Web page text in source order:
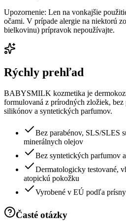
Upozornenie: Len na vonkajšie
očami. V prípade alergie na niektorú
bielkovinu) prípravok nepoužívajte.
Rýchly prehľad
BABYSMILK kozmetika je
formulovaná z prírodných zložiek, bez
silikónov a syntetických parfumov.
Bez parabénov, SLS/SLES
minerálnych olejov
Bez syntetických parfumov
Dermatologicky testované,
atopickú pokožku
Vyrobené v EÚ podľa
Časté otázky